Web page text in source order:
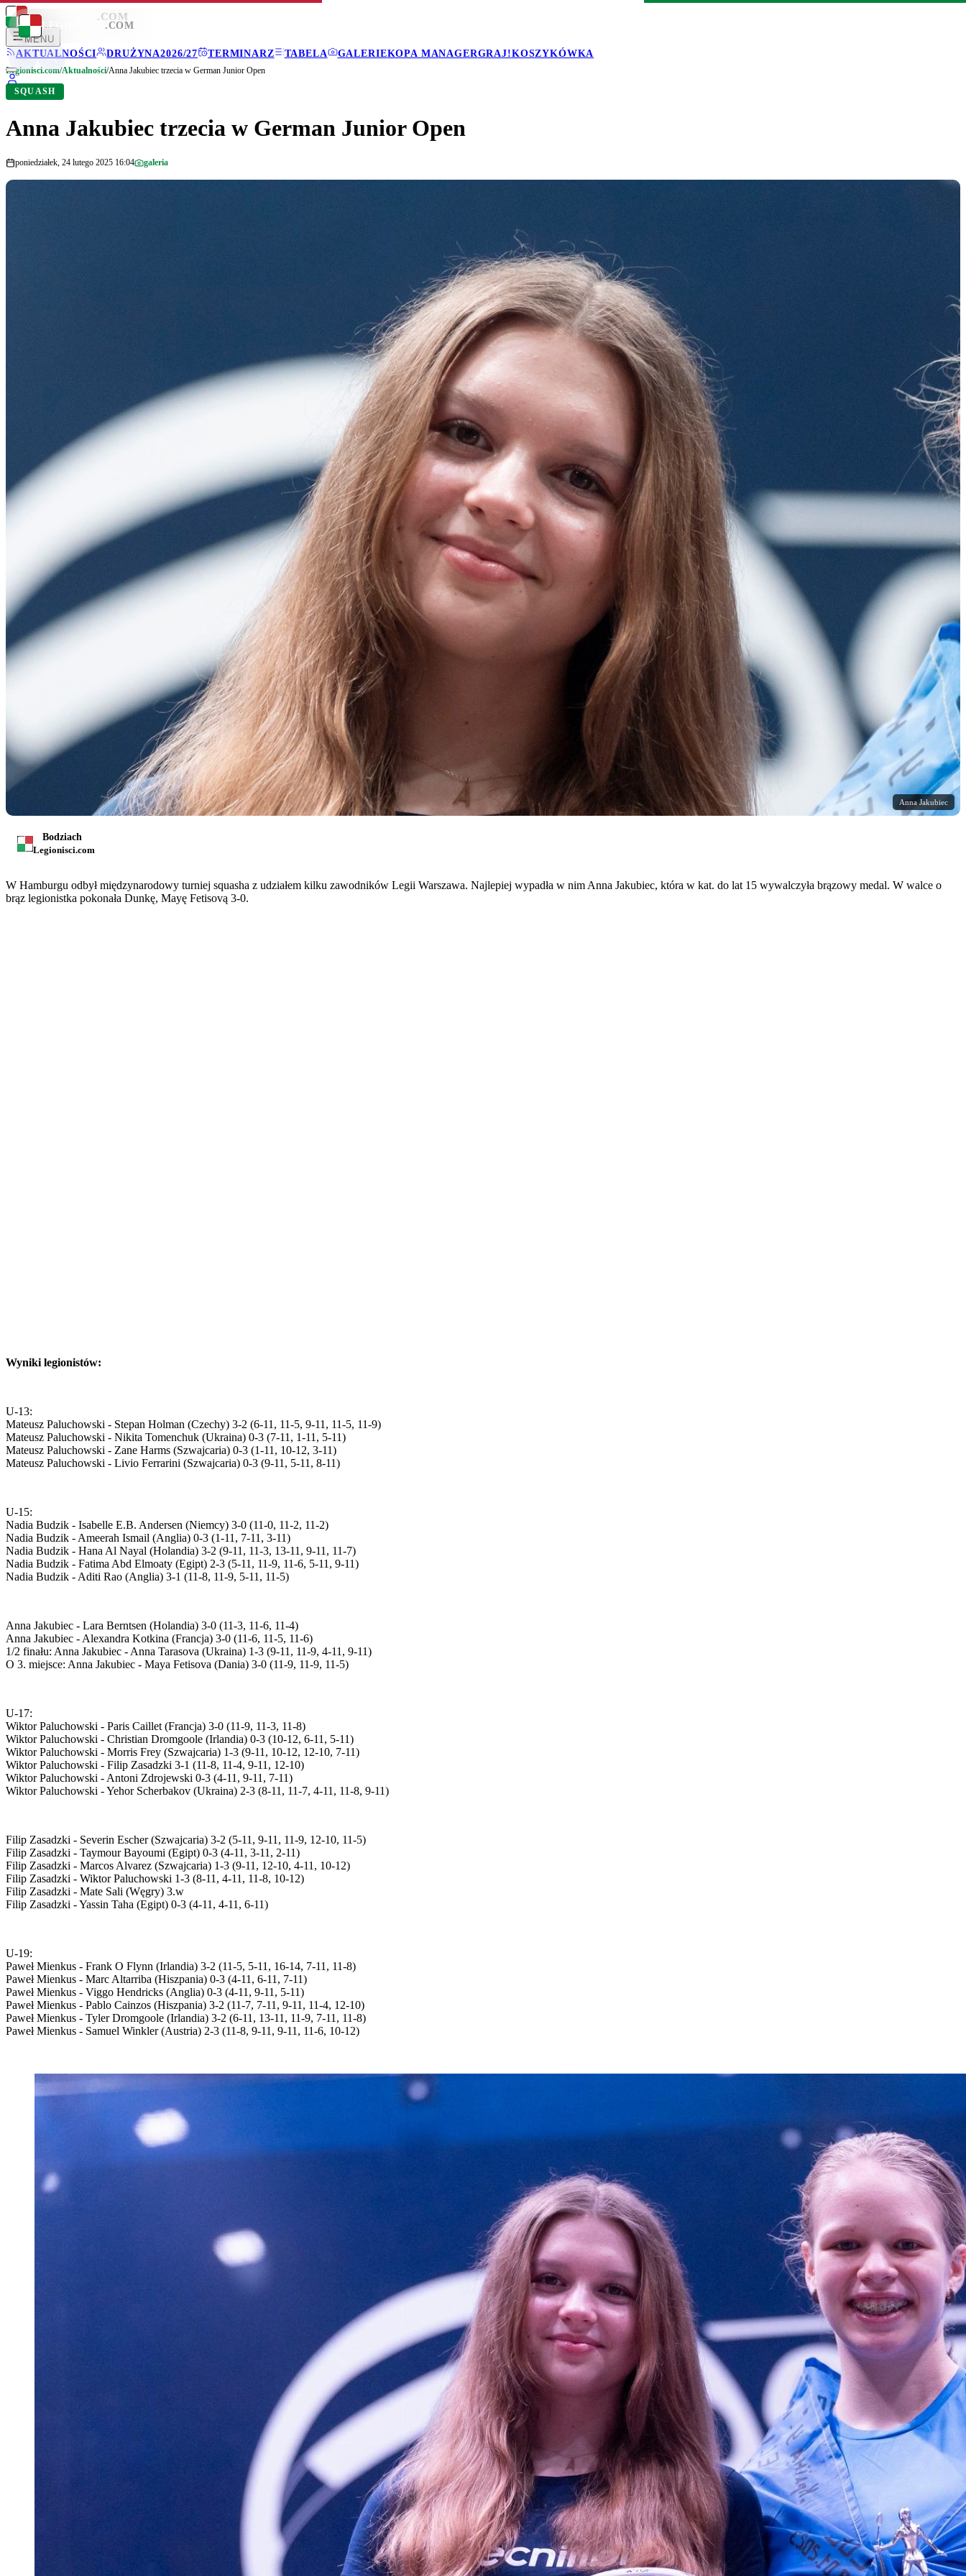
LEGIONISCI .COM
MENU
AKTUALNOŚCI
DRUŻYNA2026/27 TERMINARZ TABELA GALERIEKOPA MANAGERGRAJ!KOSZYKÓWKA
LEGIONISCI .COM
Legionisci.com/Aktualności/Anna Jakubiec trzecia w German Junior Open
SQUASH
Anna Jakubiec trzecia w German Junior Open
poniedziałek, 24 lutego 2025 16:04 galeria
Anna Jakubiec
Bodziach
Legionisci.com
W Hamburgu odbył międzynarodowy turniej squasha z udziałem kilku zawodników Legii Warszawa. Najlepiej wypadła w nim Anna Jakubiec, która w kat. do lat 15 wywalczyła brązowy medal. W walce o
brąz legionistka pokonała Dunkę, Mayę Fetisovą 3-0.
Wyniki legionistów:
U-13:
Mateusz Paluchowski - Stepan Holman (Czechy) 3-2 (6-11, 11-5, 9-11, 11-5, 11-9)
Mateusz Paluchowski - Nikita Tomenchuk (Ukraina) 0-3 (7-11, 1-11, 5-11)
Mateusz Paluchowski - Zane Harms (Szwajcaria) 0-3 (1-11, 10-12, 3-11)
Mateusz Paluchowski - Livio Ferrarini (Szwajcaria) 0-3 (9-11, 5-11, 8-11)
U-15:
Nadia Budzik - Isabelle E.B. Andersen (Niemcy) 3-0 (11-0, 11-2, 11-2)
Nadia Budzik - Ameerah Ismail (Anglia) 0-3 (1-11, 7-11, 3-11)
Nadia Budzik - Hana Al Nayal (Holandia) 3-2 (9-11, 11-3, 13-11, 9-11, 11-7)
Nadia Budzik - Fatima Abd Elmoaty (Egipt) 2-3 (5-11, 11-9, 11-6, 5-11, 9-11)
Nadia Budzik - Aditi Rao (Anglia) 3-1 (11-8, 11-9, 5-11, 11-5)
Anna Jakubiec - Lara Berntsen (Holandia) 3-0 (11-3, 11-6, 11-4)
Anna Jakubiec - Alexandra Kotkina (Francja) 3-0 (11-6, 11-5, 11-6)
1/2 finału: Anna Jakubiec - Anna Tarasova (Ukraina) 1-3 (9-11, 11-9, 4-11, 9-11)
O 3. miejsce: Anna Jakubiec - Maya Fetisova (Dania) 3-0 (11-9, 11-9, 11-5)
U-17:
Wiktor Paluchowski - Paris Caillet (Francja) 3-0 (11-9, 11-3, 11-8)
Wiktor Paluchowski - Christian Dromgoole (Irlandia) 0-3 (10-12, 6-11, 5-11)
Wiktor Paluchowski - Morris Frey (Szwajcaria) 1-3 (9-11, 10-12, 12-10, 7-11)
Wiktor Paluchowski - Filip Zasadzki 3-1 (11-8, 11-4, 9-11, 12-10)
Wiktor Paluchowski - Antoni Zdrojewski 0-3 (4-11, 9-11, 7-11)
Wiktor Paluchowski - Yehor Scherbakov (Ukraina) 2-3 (8-11, 11-7, 4-11, 11-8, 9-11)
Filip Zasadzki - Severin Escher (Szwajcaria) 3-2 (5-11, 9-11, 11-9, 12-10, 11-5)
Filip Zasadzki - Taymour Bayoumi (Egipt) 0-3 (4-11, 3-11, 2-11)
Filip Zasadzki - Marcos Alvarez (Szwajcaria) 1-3 (9-11, 12-10, 4-11, 10-12)
Filip Zasadzki - Wiktor Paluchowski 1-3 (8-11, 4-11, 11-8, 10-12)
Filip Zasadzki - Mate Sali (Węgry) 3.w
Filip Zasadzki - Yassin Taha (Egipt) 0-3 (4-11, 4-11, 6-11)
U-19:
Paweł Mienkus - Frank O Flynn (Irlandia) 3-2 (11-5, 5-11, 16-14, 7-11, 11-8)
Paweł Mienkus - Marc Altarriba (Hiszpania) 0-3 (4-11, 6-11, 7-11)
Paweł Mienkus - Viggo Hendricks (Anglia) 0-3 (4-11, 9-11, 5-11)
Paweł Mienkus - Pablo Cainzos (Hiszpania) 3-2 (11-7, 7-11, 9-11, 11-4, 12-10)
Paweł Mienkus - Tyler Dromgoole (Irlandia) 3-2 (6-11, 13-11, 11-9, 7-11, 11-8)
Paweł Mienkus - Samuel Winkler (Austria) 2-3 (11-8, 9-11, 9-11, 11-6, 10-12)